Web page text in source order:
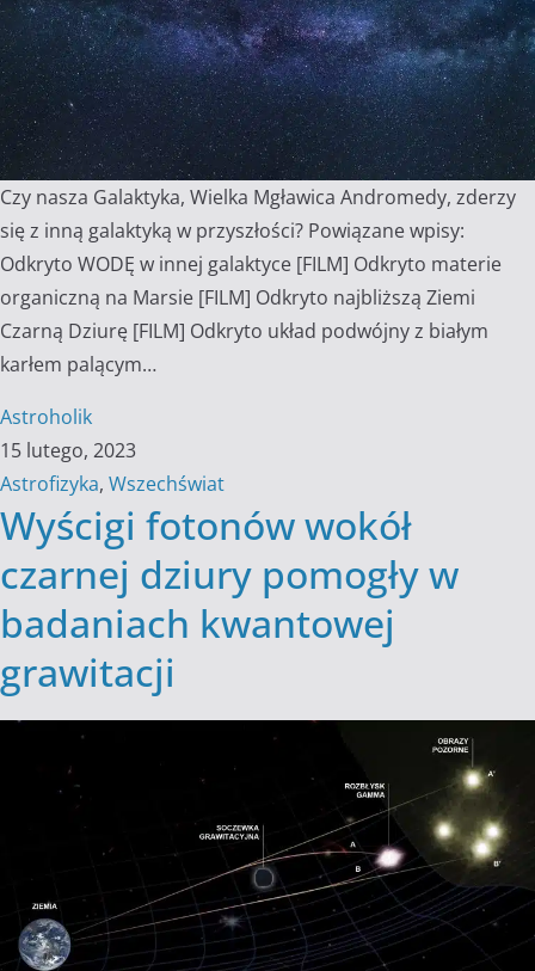
Czy nasza Galaktyka, Wielka Mgławica Andromedy, zderzy
się z inną galaktyką w przyszłości? Powiązane wpisy:
Odkryto WODĘ w innej galaktyce [FILM] Odkryto materie
organiczną na Marsie [FILM] Odkryto najbliższą Ziemi
Czarną Dziurę [FILM] Odkryto układ podwójny z białym
karłem palącym…
Astroholik
15 lutego, 2023
Astrofizyka, Wszechświat
Wyścigi fotonów wokół
czarnej dziury pomogły w
badaniach kwantowej
grawitacji